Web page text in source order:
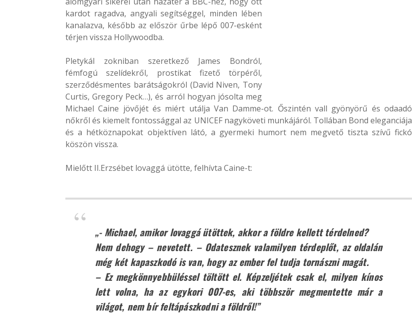
kardot ragadva, angyali segítséggel, minden lében
kanalazva, később az először űrbe lépő 007-esként
térjen vissza Hollywoodba.
Pletykál zokniban szeretkező James Bondról,
fémfogú szelídekről, prostikat fizető törpéről,
szerződésmentes barátságokról (David Niven, Tony
Curtis, Gregory Peck…), és arról hogyan jósolta meg
Michael Caine jövőjét és miért utálja Van Damme-ot. Őszintén vall gyönyörű és odaadó
nőkről és kiemelt fontossággal az UNICEF nagyköveti munkájáról. Tollában Bond eleganciája
és a hétköznapokat objektíven látó, a gyermeki humort nem megvető tiszta szívű fickó
köszön vissza.
Mielőtt II.Erzsébet lovaggá ütötte, felhívta Caine-t:
„- Michael, amikor lovaggá ütöttek, akkor a földre kellett térdelned?
Nem dehogy – nevetett. – Odatesznek valamilyen térdeplőt, az oldalán
még két kapaszkodó is van, hogy az ember fel tudja tornászni magát.
– Ez megkönnyebbüléssel töltött el. Képzeljétek csak el, milyen kínos
lett volna, ha az egykori 007-es, aki többször megmentette már a
világot, nem bír feltápászkodni a földről!”